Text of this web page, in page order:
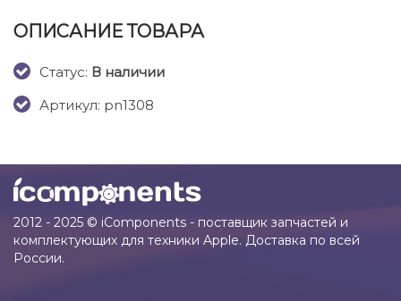
ОПИСАНИЕ ТОВАРА
Cтатус: В наличии
Артикул: pn1308
2012 - 2025 © iComponents - поставщик запчастей и
комплектующих для техники Apple. Доставка по всей
России.